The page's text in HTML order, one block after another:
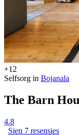
+12
Selfsorg in Bojanala
The Barn
4.8
Sien 7 resensies